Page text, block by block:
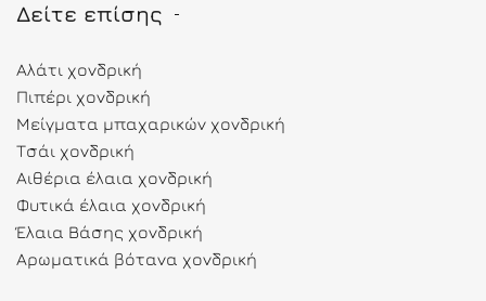
Δείτε επίσης
Αλάτι χονδρική
Πιπέρι χονδρική
Μείγματα μπαχαρικών χονδρική
Τσάι χονδρική
Αιθέρια έλαια χονδρική
Φυτικά έλαια χονδρική
Έλαια Βάσης χονδρική
Αρωματικά βότανα χονδρική